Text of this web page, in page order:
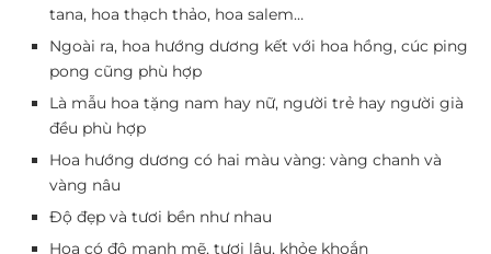
tana, hoa thạch thảo, hoa salem…
Ngoài ra, hoa hướng dương kết với hoa hồng, cúc ping
pong cũng phù hợp
Là mẫu hoa tặng nam hay nữ, người trẻ hay người già
đều phù hợp
Hoa hướng dương có hai màu vàng: vàng chanh và
vàng nâu
Độ đẹp và tươi bền như nhau
Hoa có độ mạnh mẽ, tươi lâu, khỏe khoắn